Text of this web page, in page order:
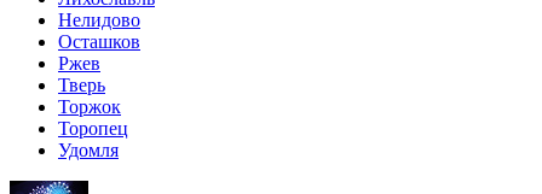
Нелидово
Осташков
Ржев
Тверь
Торжок
Торопец
Удомля